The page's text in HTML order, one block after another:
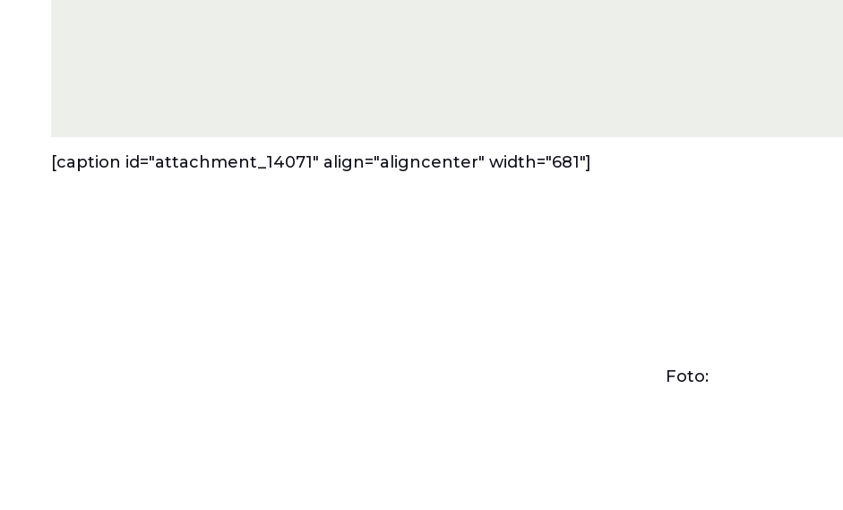
[caption id="attachment_14071" align="aligncenter" width="681"]
Foto: